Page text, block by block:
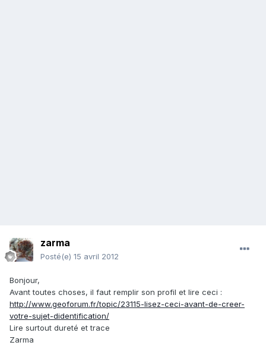
zarma
Posté(e) 15 avril 2012
Bonjour,
Avant toutes choses, il faut remplir son profil et lire ceci :
http://www.geoforum.fr/topic/23115-lisez-ceci-avant-de-creer-
votre-sujet-didentification/
Lire surtout dureté et trace
Zarma